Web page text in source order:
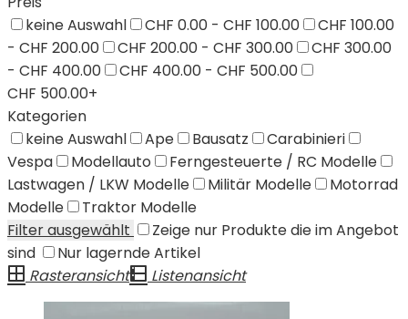
keine Auswahl
CHF 0.00 - CHF 100.00
CHF 100.00
- CHF 200.00
CHF 200.00 - CHF 300.00
CHF 300.00
- CHF 400.00
CHF 400.00 - CHF 500.00
CHF 500.00+
Kategorien
keine Auswahl
Ape Bausatz
Carabinieri
Vespa
Modellauto
Ferngesteuerte / RC Modelle
Lastwagen / LKW Modelle
Militär Modelle
Motorrad
Modelle
Traktor Modelle
Filter ausgewählt
Zeige nur Produkte die im Angebot
sind
Nur lagernde Artikel
Rasteransicht
Listenansicht